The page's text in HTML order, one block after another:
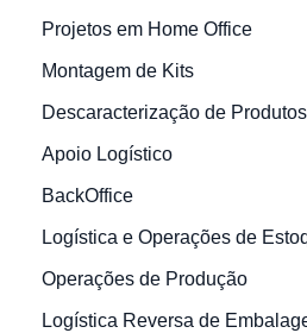
Projetos em Home Office
Montagem de Kits
Descaracterização de Produtos
Apoio Logístico
BackOffice
Logística e Operações de
Operações de Produção
Logística Reversa de